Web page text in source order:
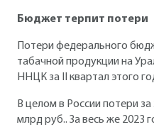
Бюджет терпит потери
Потери федерального
табачной продукции на
ННЦК за II квартал этого
В целом в России потери
млрд руб.. За весь же 2023